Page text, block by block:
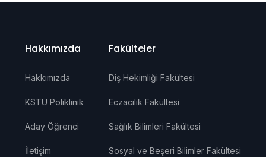
Hakkımızda
Hakkımızda
KSTU Poliklinik
Aday Öğrenci
İletişim
Fakülteler
Diş Hekimliği Fakültesi
Eczacılık Fakültesi
Sağlık Bilimleri Fakültesi
Sosyal ve Beşeri Bilimler Fakültesi